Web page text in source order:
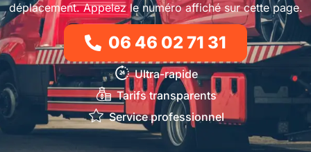
déplacement. Appelez le numéro affiché sur cette page.
06 46 02 71 31
Ultra-rapide
Tarifs transparents
Service professionnel